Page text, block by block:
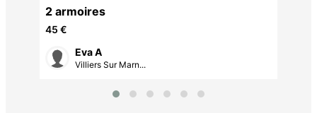
2 armoires
45 €
Eva A
Villiers Sur Marn...